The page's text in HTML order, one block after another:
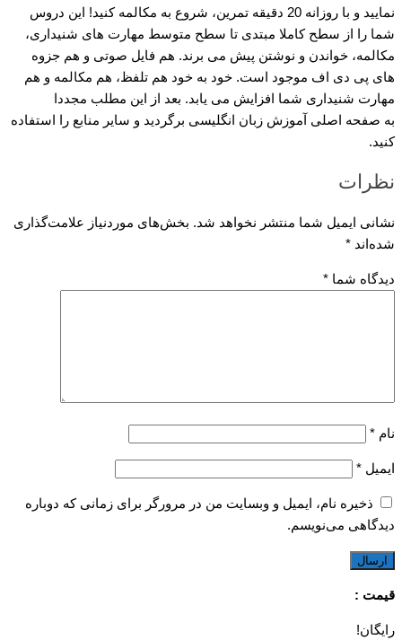
نمایید و با روزانه 20 دقیقه تمرین، شروع به مکالمه کنید! این دروس
شما را از سطح کاملا مبتدی تا سطح متوسط مهارت های شنیداری،
مکالمه، خواندن و نوشتن پیش می برند. هم فایل صوتی و هم جزوه
های پی دی اف موجود است. خود به خود هم تلفظ، هم مکالمه و هم
مهارت شنیداری شما افزایش می یابد. بعد از این مطلب مجددا
به صفحه اصلی آموزش زبان انگلیسی برگردید و سایر منابع را استفاده
کنید.
نظرات
نشانی ایمیل شما منتشر نخواهد شد. بخش‌های موردنیاز علامت‌گذاری
شده‌اند *
دیدگاه شما *
نام *
ایمیل *
ذخیره نام، ایمیل و وبسایت من در مرورگر برای زمانی که دوباره
دیدگاهی می‌نویسم.
قیمت :
رایگان!